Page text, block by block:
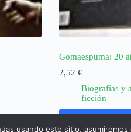
Gomaespuma: 20
2,52€
Biografías y
ficción
usando este sitio,